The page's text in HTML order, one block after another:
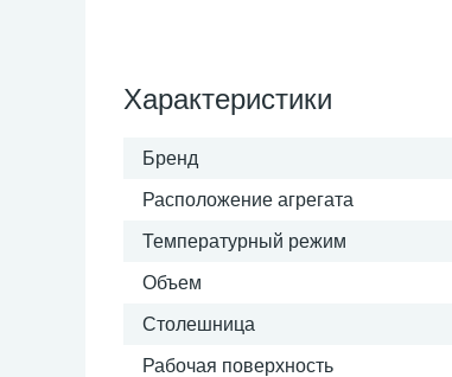
Характеристики
Бренд
Расположение агрегата
Температурный режим
Объем
Столешница
Рабочая поверхность